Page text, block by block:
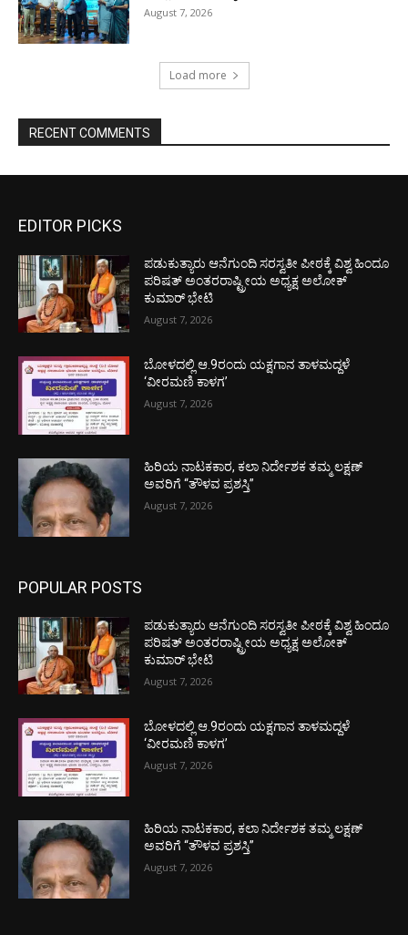
August 7, 2026
Load more
RECENT COMMENTS
EDITOR PICKS
ಪಡುಕುತ್ಯಾರು ಆನೆಗುಂದಿ ಸರಸ್ವತೀ ಪೀಠಕ್ಕೆ ವಿಶ್ವ ಹಿಂದೂ
ಪರಿಷತ್ ಅಂತರರಾಷ್ಟ್ರೀಯ ಅಧ್ಯಕ್ಷ ಅಲೋಕ್
ಕುಮಾರ್ ಭೇಟಿ
August 7, 2026
ಬೋಳದಲ್ಲಿ ಆ.9ರಂದು ಯಕ್ಷಗಾನ ತಾಳಮದ್ದಳೆ
‘ವೀರಮಣಿ ಕಾಳಗ’
August 7, 2026
ಹಿರಿಯ ನಾಟಕಕಾರ, ಕಲಾ ನಿರ್ದೇಶಕ ತಮ್ಮ ಲಕ್ಷಣ್
ಅವರಿಗೆ “ತೌಳವ ಪ್ರಶಸ್ತಿ”
August 7, 2026
POPULAR POSTS
ಪಡುಕುತ್ಯಾರು ಆನೆಗುಂದಿ ಸರಸ್ವತೀ ಪೀಠಕ್ಕೆ ವಿಶ್ವ ಹಿಂದೂ
ಪರಿಷತ್ ಅಂತರರಾಷ್ಟ್ರೀಯ ಅಧ್ಯಕ್ಷ ಅಲೋಕ್
ಕುಮಾರ್ ಭೇಟಿ
August 7, 2026
ಬೋಳದಲ್ಲಿ ಆ.9ರಂದು ಯಕ್ಷಗಾನ ತಾಳಮದ್ದಳೆ
‘ವೀರಮಣಿ ಕಾಳಗ’
August 7, 2026
ಹಿರಿಯ ನಾಟಕಕಾರ, ಕಲಾ ನಿರ್ದೇಶಕ ತಮ್ಮ ಲಕ್ಷಣ್
ಅವರಿಗೆ “ತೌಳವ ಪ್ರಶಸ್ತಿ”
August 7, 2026